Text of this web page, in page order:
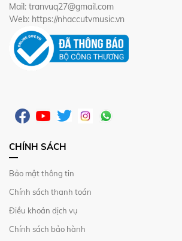
Mail: tranvuq27@gmail.com
Web: https://nhaccutvmusic.vn
CHÍNH SÁCH
Bảo mật thông tin
Chính sách thanh toán
Điều khoản dịch vụ
Chính sách bảo hành